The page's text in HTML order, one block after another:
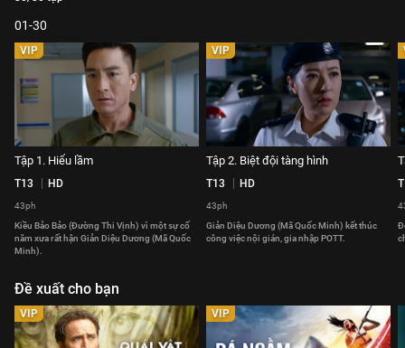
01-30
VIP
Tập 1. Hiểu lầm
T13 HD
43ph
Kiều Bảo Bảo (Đường Thi Vịnh) vì một sự cố
năm xưa rất hận Giản Diệu Dương (Mã Quốc
Minh).
VIP
Tập 2. Biệt đội tàng hình
T13 HD
43ph
Giản Diệu Dương (Mã Quốc Minh) kết thúc
công việc nội gián, gia nhập POTT.
Đề xuất cho bạn
VIP VIP